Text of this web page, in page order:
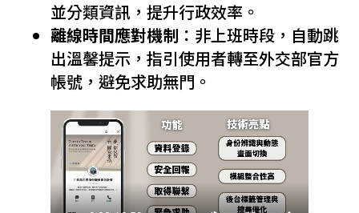
並分類資訊，提升行政效率。
離線時間應對機制 ：非上班時段，自動跳
出溫馨提示，指引使用者轉至外交部官方
帳號，避免求助無門。